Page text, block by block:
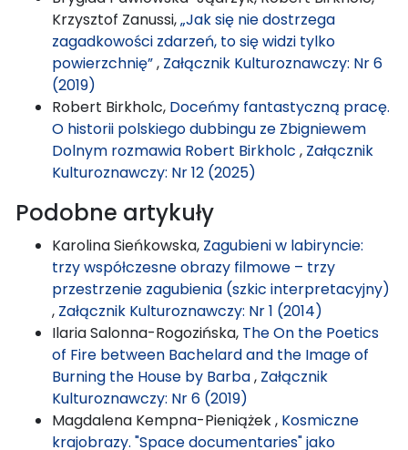
Krzysztof Zanussi,„Jak się nie dostrzega
zagadkowości zdarzeń, to się widzi tylko
powierzchnię”, Załącznik Kulturoznawczy: Nr 6
(2019)
Robert Birkholc, Doceńmy fantastyczną pracę.
O historii polskiego dubbingu ze Zbigniewem
Dolnym rozmawia Robert Birkholc , Załącznik
Kulturoznawczy: Nr 12 (2025)
Podobne artykuły
Karolina Sieńkowska, Zagubieni w labiryncie:
trzy współczesne obrazy filmowe – trzy
przestrzenie zagubienia (szkic interpretacyjny)
, Załącznik Kulturoznawczy: Nr 1 (2014)
Ilaria Salonna-Rogozińska, The On the Poetics
of Fire between Bachelard and the Image of
Burning the House by Barba, Załącznik
Kulturoznawczy: Nr 6 (2019)
Magdalena Kempna-Pieniążek , Kosmiczne
krajobrazy. "Space documentaries" jako